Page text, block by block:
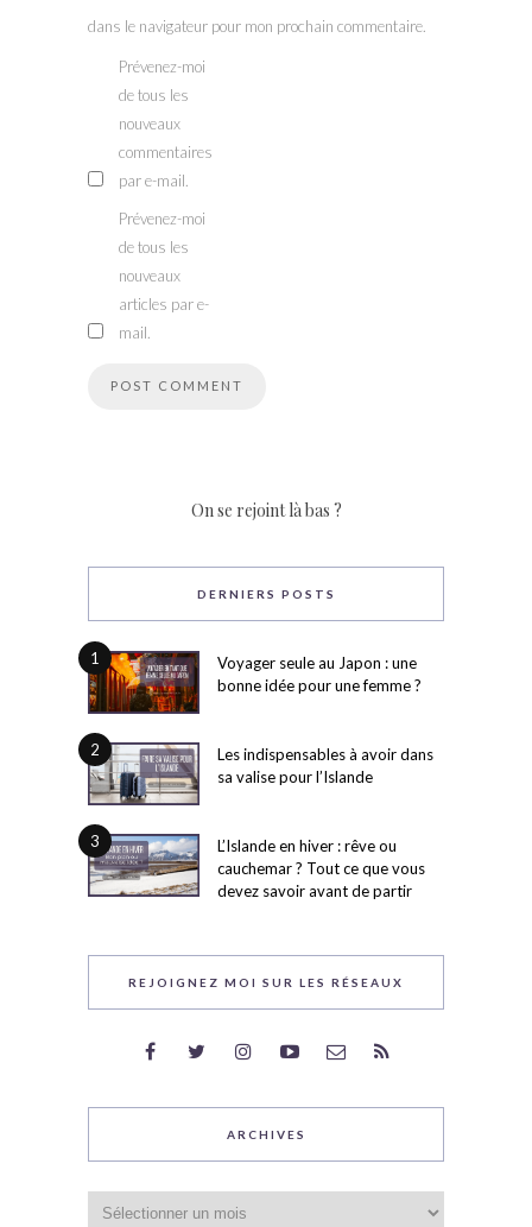
dans le navigateur pour mon prochain commentaire.
Prévenez-moi
de tous les
nouveaux
commentaires
par e-mail.
Prévenez-moi
de tous les
nouveaux
articles par e-
mail.
On se rejoint là bas ?
DERNIERS POSTS
1
Voyager seule au Japon : une
bonne idée pour une femme ?
2
Les indispensables à avoir dans
sa valise pour l’Islande
3
L’Islande en hiver : rêve ou
cauchemar ? Tout ce que vous
devez savoir avant de partir
REJOIGNEZ MOI SUR LES RÉSEAUX
ARCHIVES